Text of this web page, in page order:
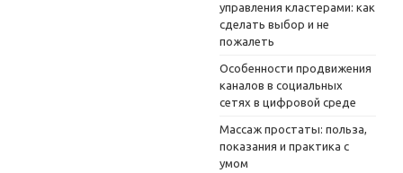
управления кластерами: как
сделать выбор и не
пожалеть
Особенности продвижения
каналов в социальных
сетях в цифровой среде
Массаж простаты: польза,
показания и практика с
умом